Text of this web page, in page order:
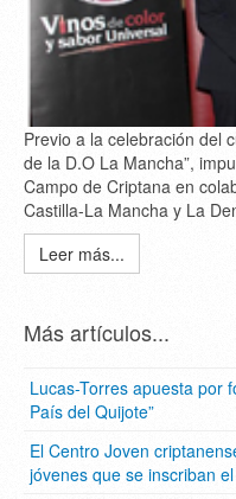
Previo a la celebración del
de la D.O La Mancha”,
Campo de Criptana en
Castilla-La Mancha y La
Leer más...
Más artículos...
Lucas-Torres apuesta por
País del Quijote”
El Centro Joven
jóvenes que se inscriban